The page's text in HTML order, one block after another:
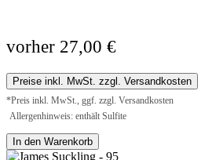
vorher 27,00 €
Preise inkl. MwSt. zzgl. Versandkosten
*Preis inkl. MwSt., ggf. zzgl. Versandkosten
Allergenhinweis: enthält Sulfite
In den Warenkorb